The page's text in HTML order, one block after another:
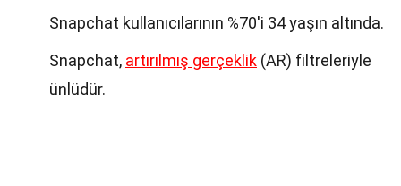
Snapchat kullanıcılarının %70'i 34 yaşın altında.
Snapchat, artırılmış gerçeklik (AR) filtreleriyle
ünlüdür.